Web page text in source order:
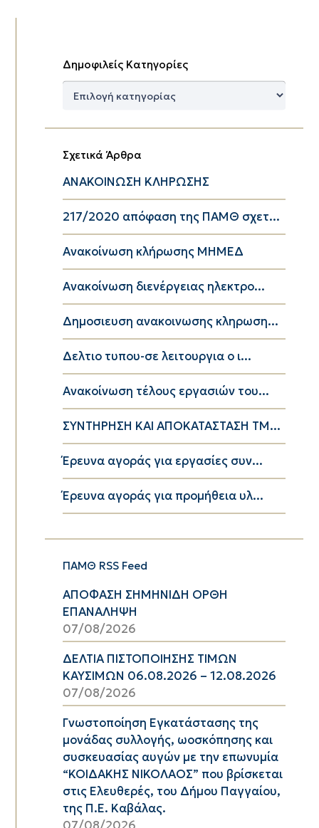
Δημοφιλείς Κατηγορίες
Δημοφιλείς
Σχετικά Άρθρα
ΑΝΑΚΟΙΝΩΣΗ ΚΛΗΡΩΣΗΣ
217/2020 απόφαση της ΠΑΜΘ σχετ...
Ανακοίνωση κλήρωσης ΜΗΜΕΔ
Ανακοίνωση διενέργειας ηλεκτρο...
Δημοσιευση ανακοινωσης κληρωση...
Δελτιο τυπου-σε λειτουργια ο ι...
Ανακοίνωση τέλους εργασιών του...
ΣΥΝΤΗΡΗΣΗ ΚΑΙ ΑΠΟΚΑΤΑΣΤΑΣΗ ΤΜ...
Έρευνα αγοράς για εργασίες συν...
Έρευνα αγοράς για προμήθεια υλ...
ΠΑΜΘ RSS Feed
ΑΠΟΦΑΣΗ ΣΗΜΗΝΙΔΗ ΟΡΘΗ
ΕΠΑΝΑΛΗΨΗ
07/08/2026
ΔΕΛΤΙΑ ΠΙΣΤΟΠΟΙΗΣΗΣ ΤΙΜΩΝ
ΚΑΥΣΙΜΩΝ 06.08.2026 – 12.08.2026
07/08/2026
Γνωστοποίηση Εγκατάστασης της
μονάδας συλλογής, ωοσκόπησης και
συσκευασίας αυγών με την επωνυμία
“ΚΟΙΔΑΚΗΣ ΝΙΚΟΛΑΟΣ” που βρίσκεται
στις Ελευθερές, του Δήμου Παγγαίου,
της Π.Ε. Καβάλας.